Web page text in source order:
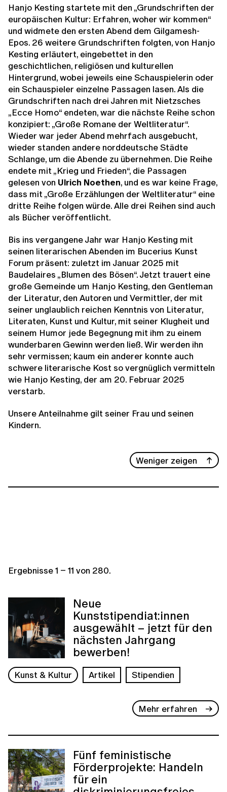
Hanjo Kesting startete mit den „Grundschriften der
europäischen Kultur: Erfahren, woher wir kommen“
und widmete den ersten Abend dem Gilgamesh-
Epos. 26 weitere Grundschriften folgten, von Hanjo
Kesting erläutert, eingebettet in den
geschichtlichen, religiösen und kulturellen
Hintergrund, wobei jeweils eine Schauspielerin oder
ein Schauspieler einzelne Passagen lasen. Als die
Grundschriften nach drei Jahren mit Nietzsches
„Ecce Homo“ endeten, war die nächste Reihe schon
konzipiert: „Große Romane der Weltliteratur“.
Wieder war jeder Abend mehrfach ausgebucht,
wieder standen andere norddeutsche Städte
Schlange, um die Abende zu übernehmen. Die Reihe
endete mit „Krieg und Frieden“, die Passagen
gelesen von Ulrich Noethen, und es war keine Frage,
dass mit „Große Erzählungen der Weltliteratur“ eine
dritte Reihe folgen würde. Alle drei Reihen sind auch
als Bücher veröffentlicht.
Bis ins vergangene Jahr war Hanjo Kesting mit
seinen literarischen Abenden im Bucerius Kunst
Forum präsent: zuletzt im Januar 2025 mit
Baudelaires „Blumen des Bösen“. Jetzt trauert eine
große Gemeinde um Hanjo Kesting, den Gentleman
der Literatur, den Autoren und Vermittler, der mit
seiner unglaublich reichen Kenntnis von Literatur,
Literaten, Kunst und Kultur, mit seiner Klugheit und
seinem Humor jede Begegnung mit ihm zu einem
wunderbaren Gewinn werden ließ. Wir werden ihn
sehr vermissen; kaum ein anderer konnte auch
schwere literarische Kost so vergnüglich vermitteln
wie Hanjo Kesting, der am 20. Februar 2025
verstarb.
Unsere Anteilnahme gilt seiner Frau und seinen
Kindern.
Weniger zeigen
Ergebnisse1 – 11 von 280.
Neue
Kunststipendiat:innen
ausgewählt – jetzt für den
nächsten Jahrgang
bewerben!
Kunst & Kultur Artikel Stipendien
Mehr erfahren
Fünf feministische
Förderprojekte: Handeln
für ein